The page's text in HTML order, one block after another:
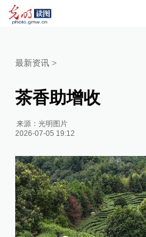
最新资讯 >
茶香助增收
来源：光明图片
2026-07-05 19:12